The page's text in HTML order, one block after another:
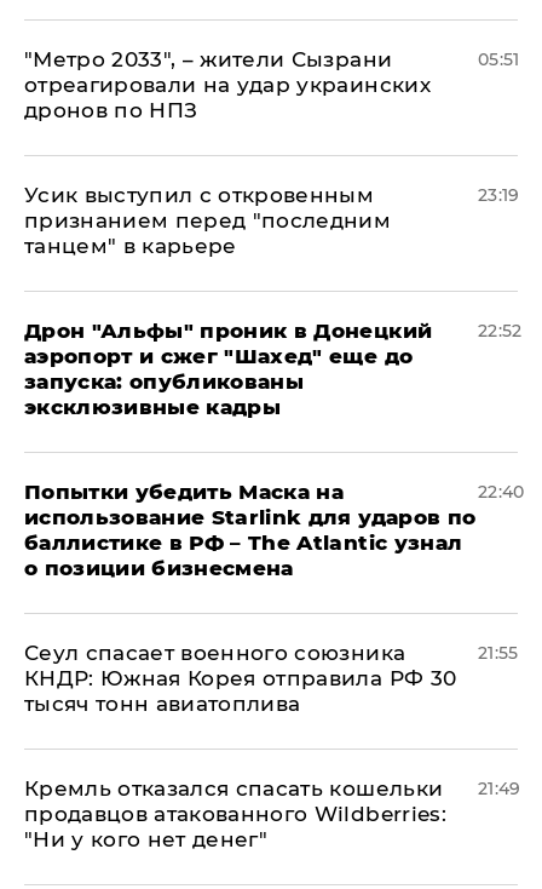
"Метро 2033", – жители Сызрани
отреагировали на удар украинских
дронов по НПЗ
05:51
Усик выступил с откровенным
признанием перед "последним
танцем" в карьере
23:19
Дрон "Альфы" проник в Донецкий
аэропорт и сжег "Шахед" еще до
запуска: опубликованы
эксклюзивные кадры
22:52
Попытки убедить Маска на
использование Starlink для ударов по
баллистике в РФ – The Atlantic узнал
о позиции бизнесмена
22:40
​Сеул спасает военного союзника
КНДР: Южная Корея отправила РФ 30
тысяч тонн авиатоплива
21:55
Кремль отказался спасать кошельки
продавцов атакованного Wildberries:
"Ни у кого нет денег"
21:49